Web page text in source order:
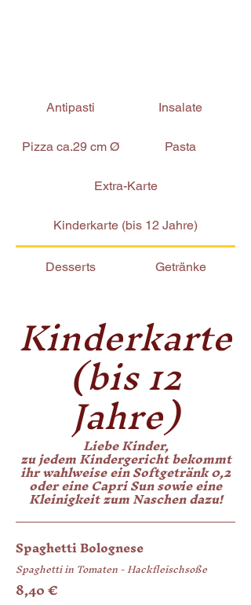
Antipasti Insalate
Pizza ca.29 cm Ø Pasta
Extra-Karte
Kinderkarte (bis 12 Jahre)
Desserts Getränke
Kinderkarte
(bis 12
Jahre)
Liebe Kinder,
zu jedem Kindergericht bekommt
ihr wahlweise ein Softgetränk 0,2
oder eine Capri Sun sowie eine
Kleinigkeit zum Naschen dazu!
Spaghetti Bolognese
Spaghetti in Tomaten - Hackfleischsoße
8,40 €